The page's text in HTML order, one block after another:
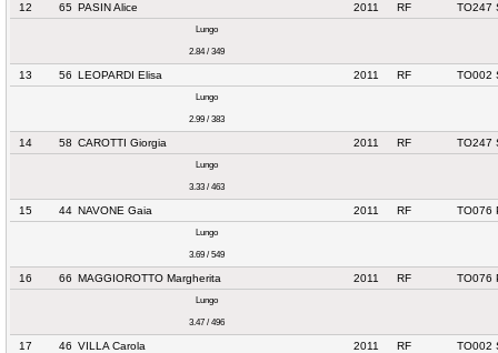
12 65 PASIN Alice 2011 RF TO247
Lungo
2.84 / 349
13 56 LEOPARDI Elisa 2011 RF TO002
Lungo
2.99 / 383
14 58 CAROTTI Giorgia 2011 RF TO247
Lungo
3.33 / 463
15 44 NAVONE Gaia 2011 RF TO076
Lungo
3.69 / 549
16 66 MAGGIOROTTO Margherita 2011 RF TO076
Lungo
3.47 / 496
17 46 VILLA Carola 2011 RF TO002